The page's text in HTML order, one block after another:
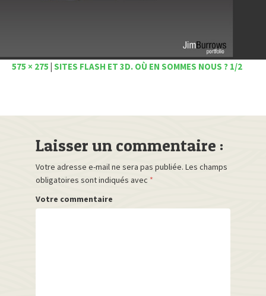
575 × 275 SITES FLASH ET 3D. OÙ EN SOMMES NOUS ? 1/2
Laisser un commentaire :
Votre adresse e-mail ne sera pas publiée. Les champs
obligatoires sont indiqués avec *
Votre commentaire